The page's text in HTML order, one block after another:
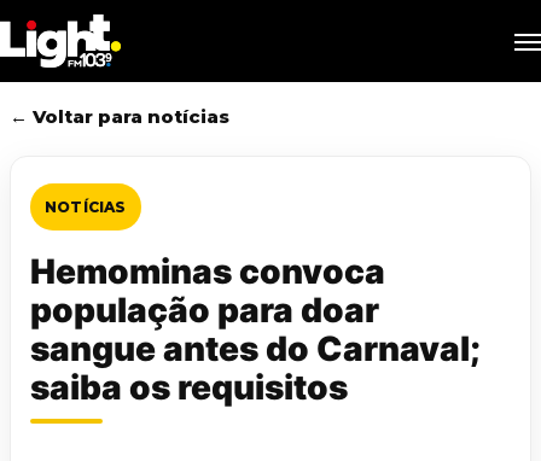
to
main
content
← Voltar para notícias
NOTÍCIAS
Hemominas convoca
população para doar
sangue antes do Carnaval;
saiba os requisitos